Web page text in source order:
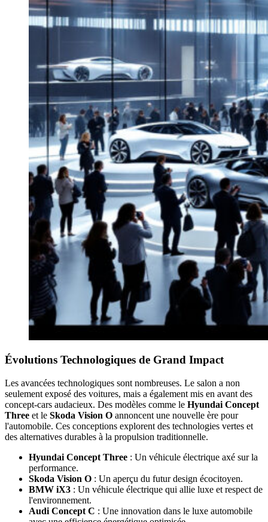
Évolutions Technologiques de Grand Impact
Les avancées technologiques sont nombreuses. Le salon a non
seulement exposé des voitures, mais a également mis en avant des
concept-cars audacieux. Des modèles comme le Hyundai Concept
Three et le Skoda Vision O annoncent une nouvelle ère pour
l'automobile. Ces conceptions explorent des technologies vertes et
des alternatives durables à la propulsion traditionnelle.
Hyundai Concept Three : Un véhicule électrique axé sur la
performance.
Skoda Vision O : Un aperçu du futur design écocitoyen.
BMW iX3 : Un véhicule électrique qui allie luxe et respect de
l'environnement.
Audi Concept C : Une innovation dans le luxe automobile